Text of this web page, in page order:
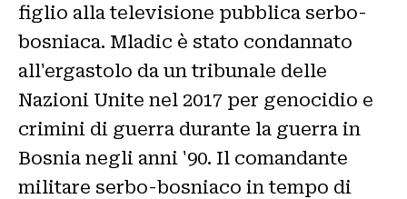
figlio alla televisione pubblica serbo-
bosniaca. Mladic è stato condannato
all'ergastolo da un tribunale delle
Nazioni Unite nel 2017 per genocidio e
crimini di guerra durante la guerra in
Bosnia negli anni '90. Il comandante
militare serbo-bosniaco in tempo di